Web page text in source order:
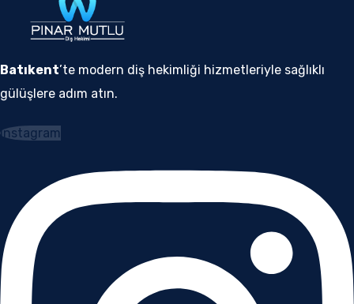
Batıkent’te modern diş hekimliği hizmetleriyle sağlıklı
gülüşlere adım atın.
Instagram